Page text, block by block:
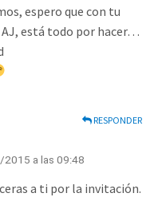
espero que con tu
AJ, está todo por hacer…
RESPONDER
2015 a las 09:48
a ti por la invitación.